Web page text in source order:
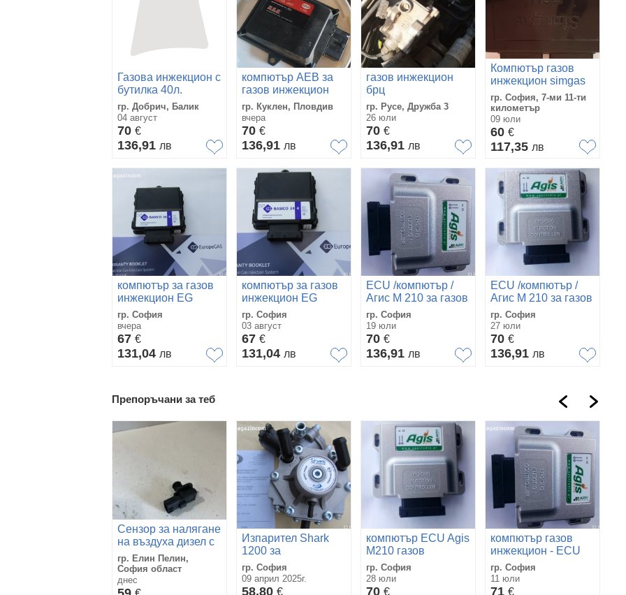
Газова инжекцион с
бутилка 40л.
гр. Добрич, Балик
04 август
70 €
136,91 лв
компютър АЕВ за
газов инжекцион
гр. Куклен, Пловдив
вчера
70 €
136,91 лв
газов инжекцион
брц
гр. Русе, Дружба 3
26 юли
70 €
136,91 лв
Компютър газов
инжекцион simgas
гр. София, 7-ми 11-ти
километър
09 юли
60 €
117,35 лв
компютър за газов
инжекцион EG
BASICO 24
гр. София
вчера
67 €
131,04 лв
компютър за газов
инжекцион EG
BASICO 24
гр. София
03 август
67 €
131,04 лв
ECU /компютър /
Агис М 210 за газов
инжекцион
гр. София
19 юли
70 €
136,91 лв
ECU /компютър /
Агис М 210 за газов
инжекцион
гр. София
27 юли
70 €
136,91 лв
Препоръчани за теб
Сензор за налягане
на въздуха дизел с
модул за
управление за
Mazda 3 2.2D (2015)
5WK96885 OEM
гр. Елин Пелин,
София област
днес
Изпарител Shark
1200 за
автомобили до
170к.с. при газов
инжекцион
гр. София
09 април 2025г.
58,80 €
компютър ECU Agis
M210 газов
инжекцион
гр. София
28 юли
70 €
компютър газов
инжекцион - ECU
Agis M210​
гр. София
11 юли
71 €